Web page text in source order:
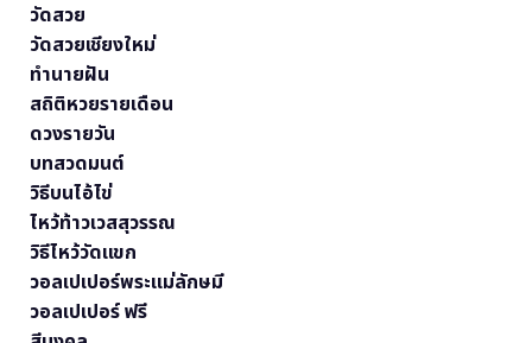
วัดสวย
วัดสวยเชียงใหม่
ทำนายฝัน
สถิติหวยรายเดือน
ดวงรายวัน
บทสวดมนต์
วิธีบนไอ้ไข่
ไหว้ท้าวเวสสุวรรณ
วิธีไหว้วัดแขก
วอลเปเปอร์พระแม่ลักษมี
วอลเปเปอร์ ฟรี